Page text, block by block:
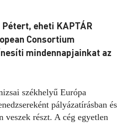
eheti KAPTÁR
Consortium
mindennapjainkat az
székhelyű Európa
pályázatírásban és
veszek részt. A cég egyetlen